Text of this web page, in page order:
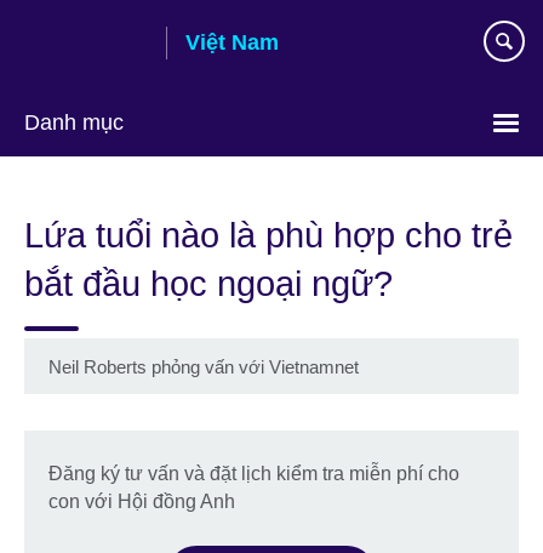
Việt Nam
Danh mục
language
Lứa tuổi nào là phù hợp cho trẻ
bắt đầu học ngoại ngữ?
Neil Roberts phỏng vấn với Vietnamnet
Đăng ký tư vấn và đặt lịch kiểm tra miễn phí cho
con với Hội đồng Anh